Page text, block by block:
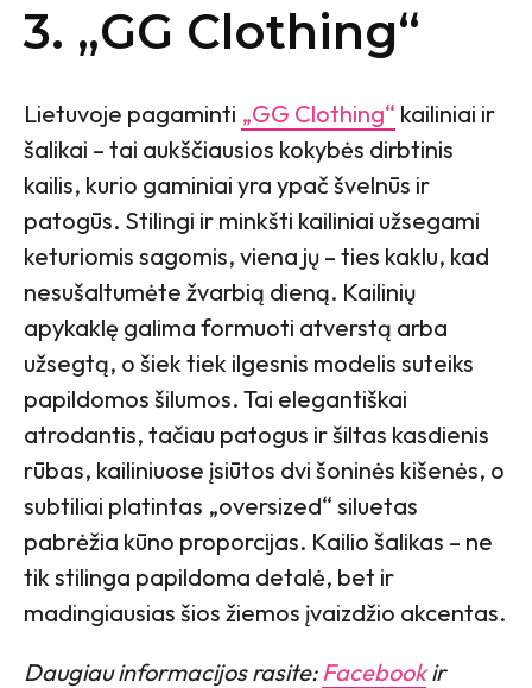
3. „GG Clothing“
Lietuvoje pagaminti „GG Clothing“ kailiniai ir
šalikai – tai aukščiausios kokybės dirbtinis
kailis, kurio gaminiai yra ypač švelnūs ir
patogūs. Stilingi ir minkšti kailiniai užsegami
keturiomis sagomis, viena jų – ties kaklu, kad
nesušaltumėte žvarbią dieną. Kailinių
apykaklę galima formuoti atverstą arba
užsegtą, o šiek tiek ilgesnis modelis suteiks
papildomos šilumos. Tai elegantiškai
atrodantis, tačiau patogus ir šiltas kasdienis
rūbas, kailiniuose įsiūtos dvi šoninės kišenės, o
subtiliai platintas „oversized“ siluetas
pabrėžia kūno proporcijas. Kailio šalikas – ne
tik stilinga papildoma detalė, bet ir
madingiausias šios žiemos įvaizdžio akcentas.
Daugiau informacijos rasite: Facebookir